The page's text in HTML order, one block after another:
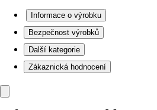
Informace o výrobku
Bezpečnost výrobků
Další kategorie
Zákaznická hodnocení